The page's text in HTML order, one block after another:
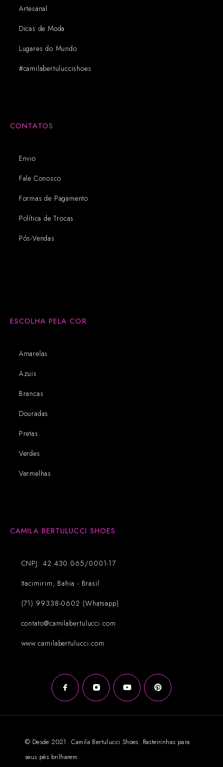
Artesanal
Dicas de Moda
Lugares do Mundo
#camilabertuluccishoes
CONTATOS
Envio
Fale Conosco
Formas de Pagamento
Política de Trocas
Pós-Vendas
ESCOLHA PELA COR
Amarelas
Azuis
Brancas
Douradas
Pretas
Verdes
Vermelhas
CAMILA BERTULUCCI SHOES
CNPJ: 42.430.065/0001-17
Itacimirim, Bahia - Brasil
(71) 99338-0602 (Whatsapp)
contato@camilabertulucci.com
www.camilabertulucci.com
© Desde 2021. Camila Bertulucci Shoes. Rasteirinhas para
seus pés brilharem.